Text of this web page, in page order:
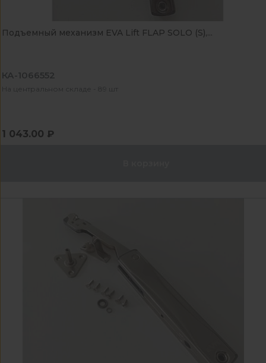
Подъемный механизм EVA Lift FLAP SOLO (S),...
КА-1066552
На центральном складе - 89 шт
1 043.00 ₽